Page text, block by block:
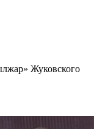
Жуковского